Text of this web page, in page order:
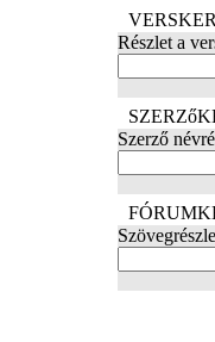
Részlet a
Szerző